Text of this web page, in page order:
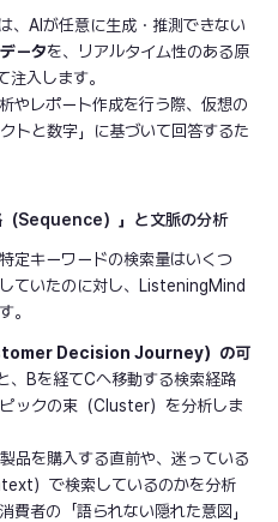
、AIが任意に生成・推測できない
ータを、リアルタイム性のある原
入します。
やレポート作成を行う際、仮想の
トと数字」に基づいて回答するた
（Sequence）」と文脈の分析
定キーワードの検索量はいくつ
ていたのに対し、ListeningMind
。
Decision Journey）の可
、Bを経てCへ移動する検索経路
ックの束（Cluster）を分析しま
製品を購入する直前や、迷っている
）で検索しているのかを分析
費者の「語られない隠れた意図」